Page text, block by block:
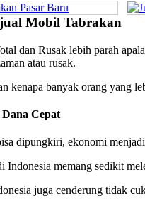
Mobil Tabrakan
dan Rusak lebih parah
atau rusak.
kenapa banyak orang yang
Cepat
dipungkiri, ekonomi
Indonesia memang sedikit
juga cenderung tidak